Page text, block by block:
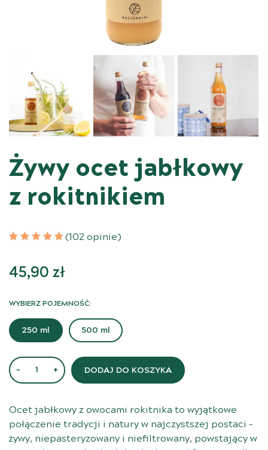
Żywy ocet jabłkowy
z rokitnikiem
(102 opinie)
45,90 zł
WYBIERZ POJEMNOŚĆ:
250 ml 500 ml
ilość Żywy ocet jabłkowy z rokitnikiem
DODAJ DO KOSZYKA
Ocet jabłkowy z owocami rokitnika to wyjątkowe
połączenie tradycji i natury w najczystszej postaci –
żywy, niepasteryzowany i niefiltrowany, powstający w